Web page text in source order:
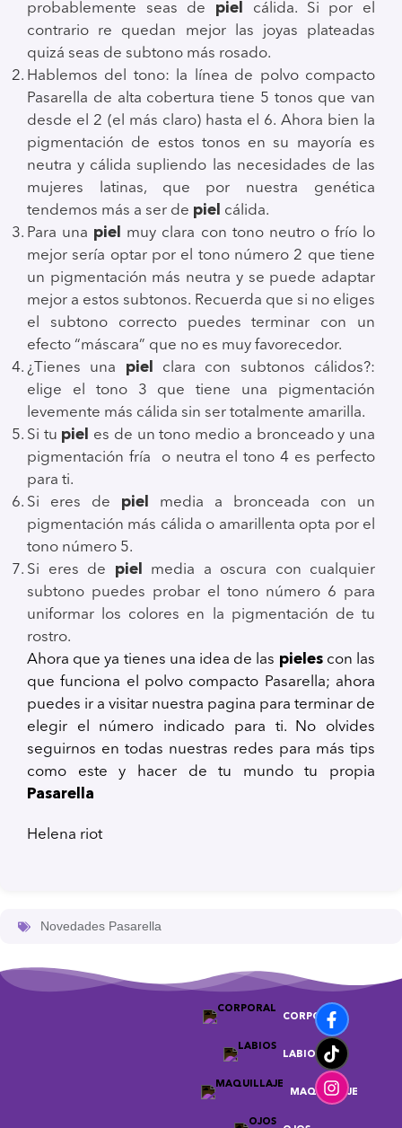
probablemente seas de piel cálida. Si por el
contrario re quedan mejor las joyas plateadas
quizá seas de subtono más rosado.
Hablemos del tono: la línea de polvo compacto
Pasarella de alta cobertura tiene 5 tonos que van
desde el 2 (el más claro) hasta el 6. Ahora bien la
pigmentación de estos tonos en su mayoría es
neutra y cálida supliendo las necesidades de las
mujeres latinas, que por nuestra genética
tendemos más a ser de piel cálida.
Para una piel muy clara con tono neutro o frío lo
mejor sería optar por el tono número 2 que tiene
un pigmentación más neutra y se puede adaptar
mejor a estos subtonos. Recuerda que si no eliges
el subtono correcto puedes terminar con un
efecto “máscara” que no es muy favorecedor.
¿Tienes una piel clara con subtonos cálidos?:
elige el tono 3 que tiene una pigmentación
levemente más cálida sin ser totalmente amarilla.
Si tu piel es de un tono medio a bronceado y una
pigmentación fría o neutra el tono 4 es perfecto
para ti.
Si eres de piel media a bronceada con un
pigmentación más cálida o amarillenta opta por el
tono número 5.
Si eres de piel media a oscura con cualquier
subtono puedes probar el tono número 6 para
uniformar los colores en la pigmentación de tu
rostro.
Ahora que ya tienes una idea de las pielescon las
que funciona el polvo compacto Pasarella; ahora
puedes ir a visitar nuestra pagina para terminar de
elegir el número indicado para ti. No olvides
seguirnos en todas nuestras redes para más tips
como este y hacer de tu mundo tu propia
Pasarella
Helena riot
Novedades Pasarella
CORPORAL
LABIOS
MAQUILLAJE